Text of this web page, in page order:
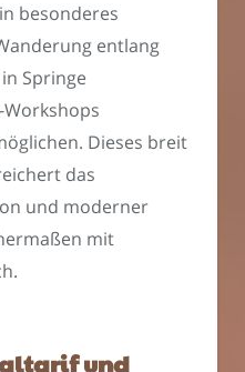
besonderes
entlang
Springe
Dieses breit
das
und moderner
mit
und